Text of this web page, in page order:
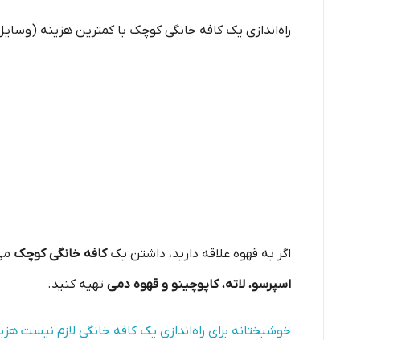
راه‌اندازی یک کافه خانگی کوچک با کمترین هزینه
اگر به قهوه علاقه دارید، داشتن یککافه خانگی کوچک
اسپرسو، لاته، کاپوچینو و قهوه دمی تهیه کنید.
خوشبختانه برای راه‌اندازی یک کافه خانگی لازم نیست